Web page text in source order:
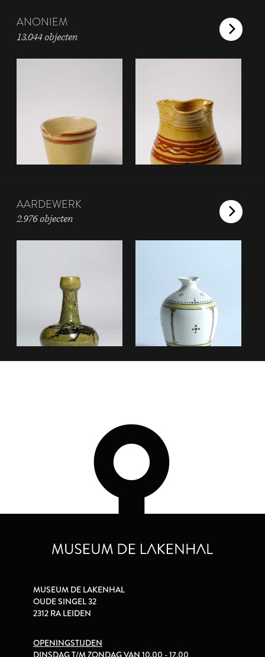
ANONIEM
13.044 objecten
AARDEWERK
2.976 objecten
MUSEUM DE LAKENHAL
OUDE SINGEL 32
2312 RA LEIDEN
OPENINGSTIJDEN